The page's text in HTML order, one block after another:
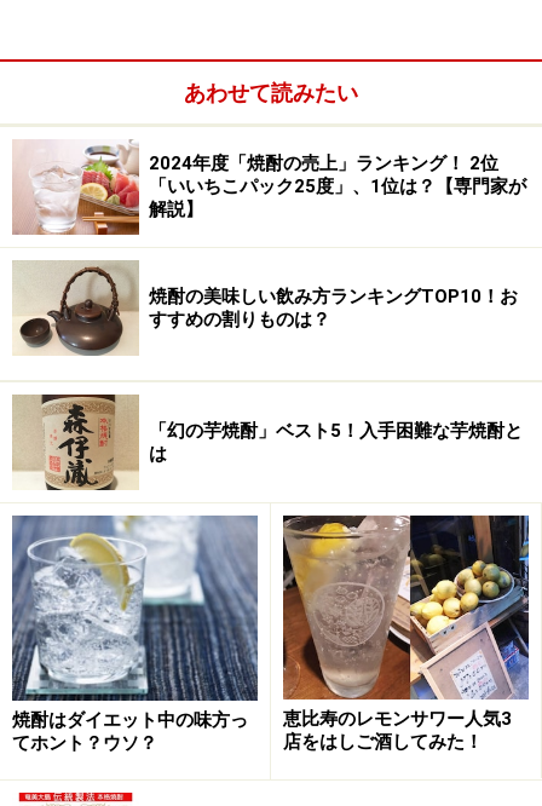
４、リッチ＆キャラクタータイプ
もっとも重厚で個性的な風味。蜂蜜のような凝縮感、焼
き芋やキャラメルのような香ばしさがあり「濃厚さ」
「個性的」がキーワード。特別な製法で造られ、熟成方
法、初留取りなどで造られたものに多い。濃厚な料理と
の相性もいい。通好みで、高価なもの、希少価値の高い
ものもある。
（NPO法人FBO（料飲専門家団体連合会）テキスト「焼
酎の基」より）
この4タイプ別にそれぞれのベスト商品を具体的にあげ
ていこう。まずは、「フレーヴァータイプ」の５つか
ら。決して香りや味を後付けしているわけではない、正
あわせて読みたい
2024年度「焼酎の売上」ランキング！ 2位
「いいちこパック25度」、1位は？【専門家が
解説】
焼酎の美味しい飲み方ランキングTOP10！お
すすめの割りものは？
「幻の芋焼酎」ベスト5！入手困難な芋焼酎と
は
焼酎はダイエット中の味方っ
てホント？ウソ？
恵比寿のレモンサワー人気3
店をはしご酒してみた！